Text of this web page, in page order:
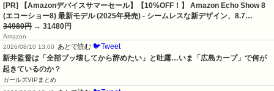
[PR] 【Amazonデバイスサマーセール】【10%OFF！】 Amazon Echo Show 8
(エコーショー8) 最新モデル (2025年発売) - シームレスな新デザイン、8.7…
34980円 → 31480円
Amazon
2026/08/10 13:00
あとで読む 🐦Tweet
新井監督は「全部ブッ壊してから辞めたい」と吐露…いま「広島カープ」で何が
起きているのか？
ガールズVIPまとめ